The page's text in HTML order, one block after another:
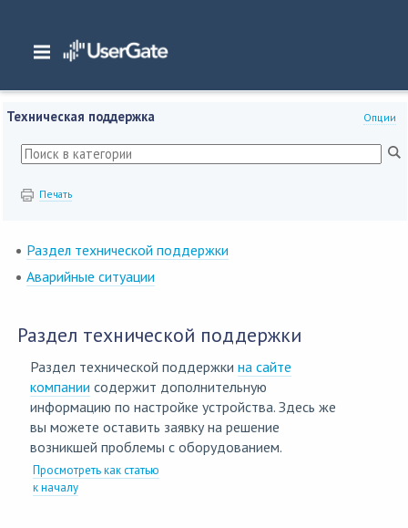
Главная/ Документация/WAF/
Техническая поддержка
Опции
Техническая поддержка
Печать
Раздел технической поддержки
Аварийные ситуации
Раздел технической поддержки
Раздел технической поддержки на сайте
компании содержит дополнительную
информацию по настройке устройства. Здесь же
вы можете оставить заявку на решение
возникшей проблемы с оборудованием.
Просмотреть как статью
к началу